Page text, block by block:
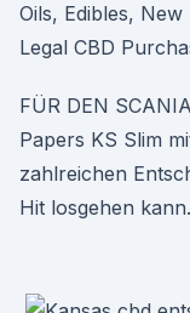
Oils, Edibles,
Legal CBD
FÜR DEN
Papers KS Slim
zahlreichen
Hit losgehen kann.